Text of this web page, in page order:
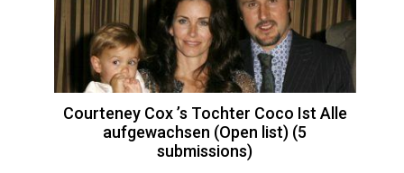
Courteney Cox ’s Tochter Coco Ist Alle
aufgewachsen (Open list) (5
submissions)